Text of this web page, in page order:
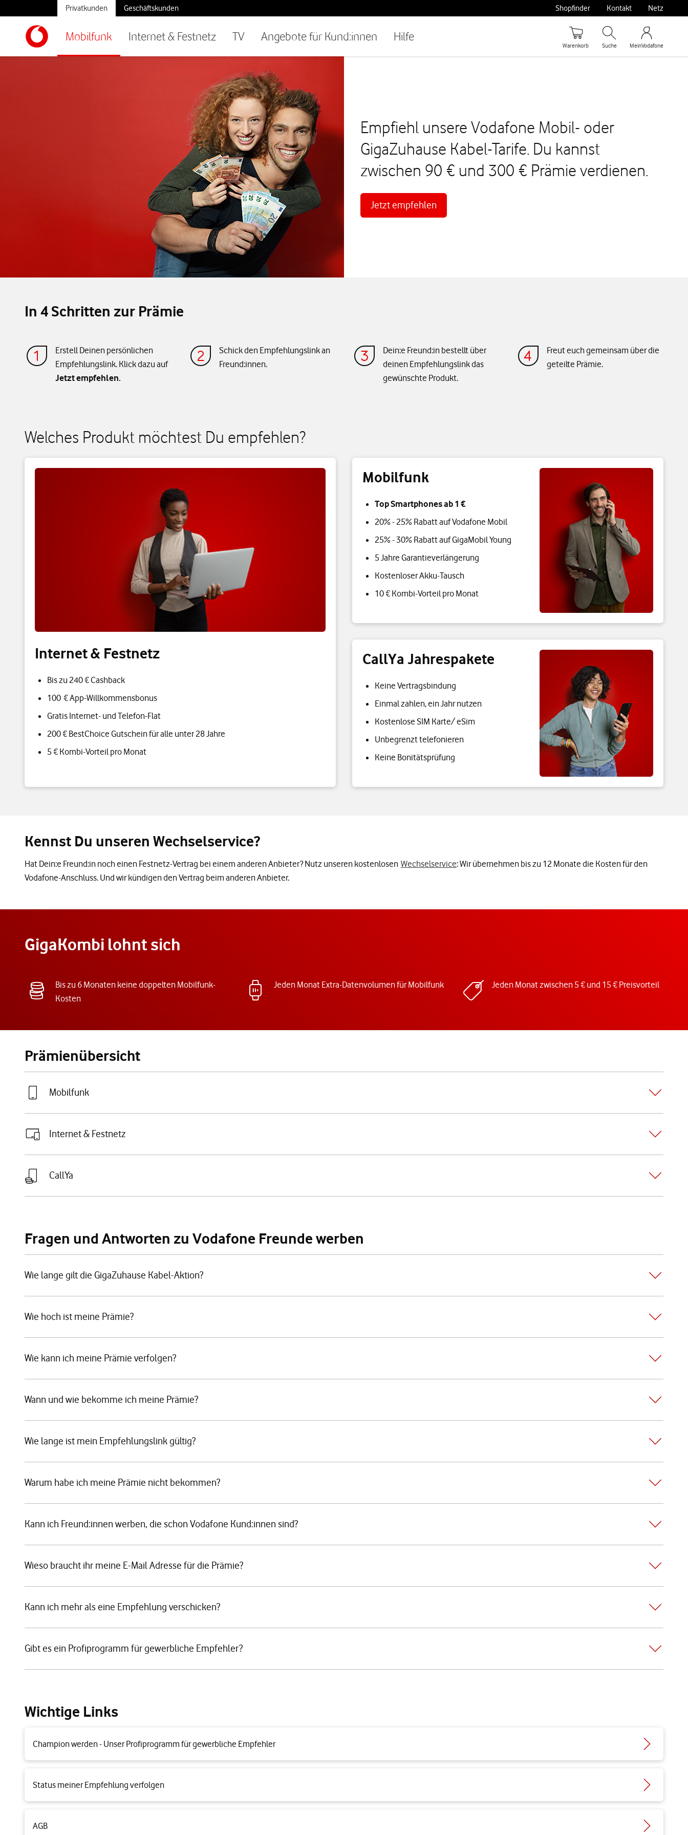
Mobilfunk Internet & Festnetz TV Angebote für Kund:innen Hilfe
Privatkunden Geschäftskunden Shopfinder Kontakt Netz
Warenkorb Suche MeinVodafone
Empfiehl unsere Vodafone Mobil- oder
GigaZuhause Kabel-Tarife. Du kannst
zwischen 90 € und 300 € Prämie verdienen.
Jetzt empfehlen
In 4 Schritten zur Prämie
Erstell Deinen persönlichen
Empfehlungslink. Klick dazu auf
Jetzt empfehlen.
Schick den Empfehlungslink an
Freund:innen.
Dein:e Freund:in bestellt über
deinen Empfehlungslink das
gewünschte Produkt.
Freut euch gemeinsam über die
geteilte Prämie.
Welches Produkt möchtest Du empfehlen?
Internet & Festnetz
Bis zu 240 € Cashback
100 € App-Willkommensbonus
Gratis Internet- und Telefon-Flat
200 € BestChoice Gutschein für alle unter 28 Jahre
5 € Kombi-Vorteil pro Monat
Mobilfunk
Top Smartphones ab 1 €
20% - 25% Rabatt auf Vodafone Mobil
25% - 30% Rabatt auf GigaMobil Young
5 Jahre Garantieverlängerung
Kostenloser Akku-Tausch
10 € Kombi-Vorteil pro Monat
CallYa Jahrespakete
Keine Vertragsbindung
Einmal zahlen, ein Jahr nutzen
Kostenlose SIM Karte/ eSim
Unbegrenzt telefonieren
Keine Bonitätsprüfung
Kennst Du unseren Wechselservice?
Hat Dein:e Freund:in noch einen Festnetz-Vertrag bei einem anderen Anbieter? Nutz unseren kostenlosen Wechselservice: Wir übernehmen bis zu 12 Monate die Kosten für den
Vodafone-Anschluss. Und wir kündigen den Vertrag beim anderen Anbieter.
GigaKombi lohnt sich
Bis zu 6 Monaten keine doppelten Mobilfunk-
Kosten
Jeden Monat Extra-Datenvolumen für Mobilfunk Jeden Monat zwischen 5 € und 15 € Preisvorteil
Prämienübersicht
Mobilfunk
Internet & Festnetz
CallYa
Fragen und Antworten zu Vodafone Freunde werben
Wie lange gilt die GigaZuhause Kabel-Aktion?
Wie hoch ist meine Prämie?
Wie kann ich meine Prämie verfolgen?
Wann und wie bekomme ich meine Prämie?
Wie lange ist mein Empfehlungslink gültig?
Warum habe ich meine Prämie nicht bekommen?
Kann ich Freund:innen werben, die schon Vodafone Kund:innen sind?
Wieso braucht ihr meine E-Mail Adresse für die Prämie?
Kann ich mehr als eine Empfehlung verschicken?
Gibt es ein Profiprogramm für gewerbliche Empfehler?
Wichtige Links
Champion werden - Unser Profiprogramm für gewerbliche Empfehler
Status meiner Empfehlung verfolgen
AGB